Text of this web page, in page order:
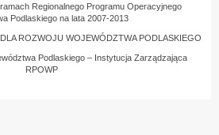
Regionalnego Programu Operacyjnego
Podlaskiego na lata 2007-2013
ROZWOJU WOJEWÓDZTWA PODLASKIEGO
Podlaskiego – Instytucja Zarządzająca
RPOWP